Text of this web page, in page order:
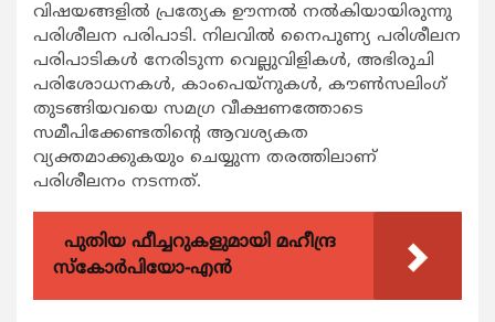
വിഷയങ്ങളിൽ പ്രത്യേക ഊന്നൽ നൽകിയായിരുന്നു
പരിശീലന പരിപാടി. നിലവിൽ നൈപുണ്യ പരിശീലന
പരിപാടികൾ നേരിടുന്ന വെല്ലുവിളികൾ, അഭിരുചി
പരിശോധനകൾ, കാംപെയ്നുകൾ, കൗൺസലിംഗ്
തുടങ്ങിയവയെ സമഗ്ര വീക്ഷണത്തോടെ
സമീപിക്കേണ്ടതിന്റെ ആവശ്യകത
വ്യക്തമാക്കുകയും ചെയ്യുന്ന തരത്തിലാണ്
പരിശീലനം നടന്നത്.
പുതിയ ഫീച്ചറുകളുമായി മഹീന്ദ്ര
സ്കോർപിയോ-എൻ